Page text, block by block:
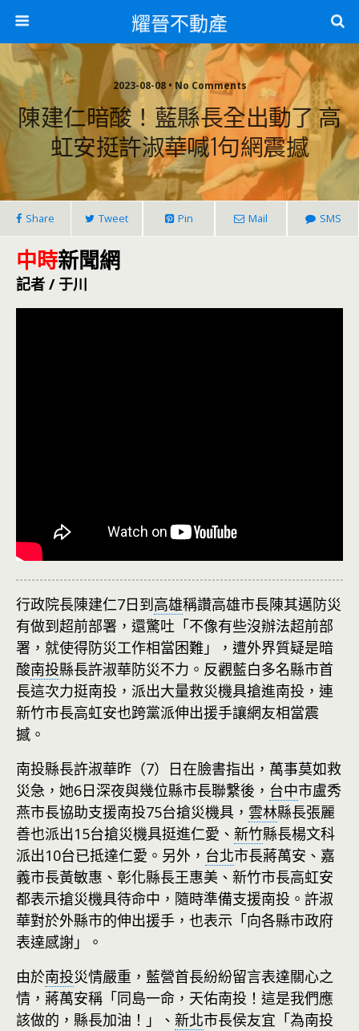
耀晉不動產
2023-08-08 • No Comments
陳建仁暗酸！藍縣長全出動了 高
虹安挺許淑華喊1句網震撼
Share Tweet Pin Mail SMS
中時新聞網
記者 / 于川
行政院長陳建仁7日到高雄稱讚高雄市長陳其邁防災
有做到超前部署，還驚吐「不像有些沒辦法超前部
署，就使得防災工作相當困難」，遭外界質疑是暗
酸南投縣長許淑華防災不力。反觀藍白多名縣市首
長這次力挺南投，派出大量救災機具搶進南投，連
新竹市長高虹安也跨黨派伸出援手讓網友相當震
撼。
南投縣長許淑華昨（7）日在臉書指出，萬事莫如救
災急，她6日深夜與幾位縣市長聯繫後， 台中市盧秀
燕市長協助支援南投75台搶災機具， 雲林縣長張麗
善也派出15台搶災機具挺進仁愛、 新竹縣長楊文科
派出10台已抵達仁愛。另外， 台北市長蔣萬安、嘉
義市長黃敏惠、彰化縣長王惠美、新竹市長高虹安
都表示搶災機具待命中，隨時準備支援南投。許淑
華對於外縣市的伸出援手，也表示「向各縣市政府
表達感謝」。
由於南投災情嚴重，藍營首長紛紛留言表達關心之
情，蔣萬安稱「同島一命，天佑南投！這是我們應
該做的，縣長加油！」、 新北市長侯友宜「為南投